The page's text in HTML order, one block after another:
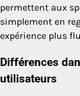
permettent aux
simplement en
expérience plus
Différences
utilisateurs